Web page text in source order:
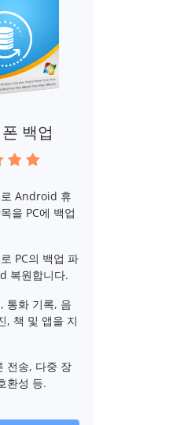
백업
Android 휴
을 PC에 백업
PC의 백업 파
복원합니다.
통화 기록, 음
, 책 및 앱을 지
전송, 다중 장
환성 등.